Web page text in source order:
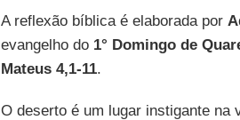
A reflexão bíblica é elaborada por
evangelho do 1° Domingo de
Mateus 4,1-11.
O deserto é um lugar instigante na